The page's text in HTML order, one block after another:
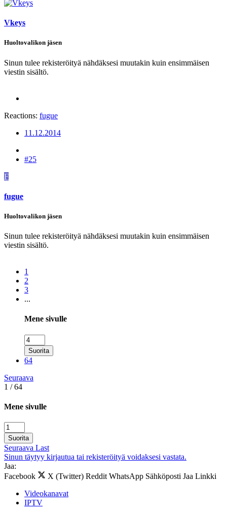
Vkeys
Huoltovalikon jäsen
Sinun tulee rekisteröityä nähdäksesi muutakin kuin ensimmäisen
viestin sisältö.
Reactions: fugue
11.12.2014
#25
F
fugue
Huoltovalikon jäsen
Sinun tulee rekisteröityä nähdäksesi muutakin kuin ensimmäisen
viestin sisältö.
1
2
3
...
Mene sivulle
Suorita
64
Seuraava
1 / 64
Mene sivulle
Suorita
Seuraava Last
Sinun täytyy kirjautua tai rekisteröityä voidaksesi vastata.
Jaa:
Facebook
X (Twitter) Reddit WhatsApp Sähköposti Jaa Linkki
Videokanavat
IPTV